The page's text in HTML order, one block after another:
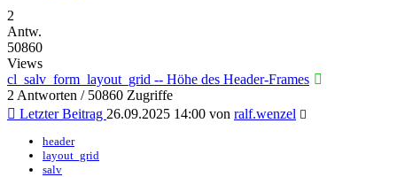
2
Antw.
50860
Views
cl_salv_form_layout_grid -- Höhe des Header-Frames
2 Antworten / 50860 Zugriffe
Letzter Beitrag 26.09.2025 14:00 von ralf.wenzel
header
layout_grid
salv